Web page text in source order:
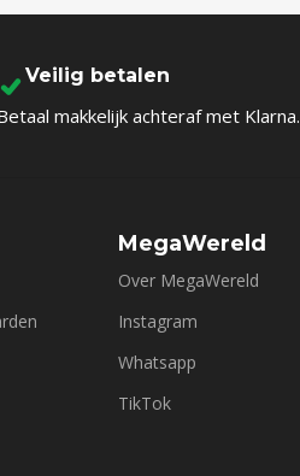
Veilig betalen
makkelijk achteraf met Klarna.
MegaWereld
Over MegaWereld
Instagram
Whatsapp
TikTok